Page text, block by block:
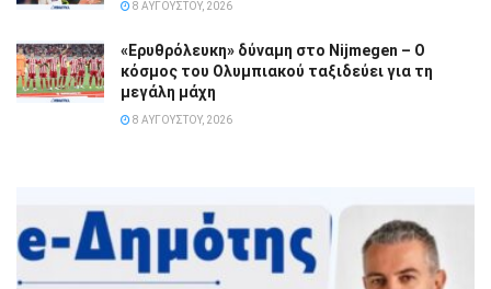
8 ΑΥΓΟΎΣΤΟΥ, 2026
«Ερυθρόλευκη» δύναμη στο Nijmegen – Ο
κόσμος του Ολυμπιακού ταξιδεύει για τη
μεγάλη μάχη
8 ΑΥΓΟΎΣΤΟΥ, 2026